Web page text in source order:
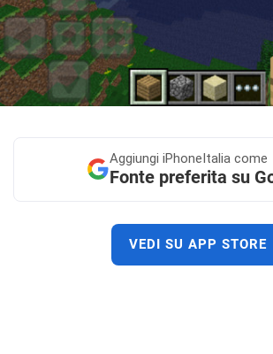
Aggiungi iPhoneItalia come
Fonte preferita su
VEDI SU APP STORE